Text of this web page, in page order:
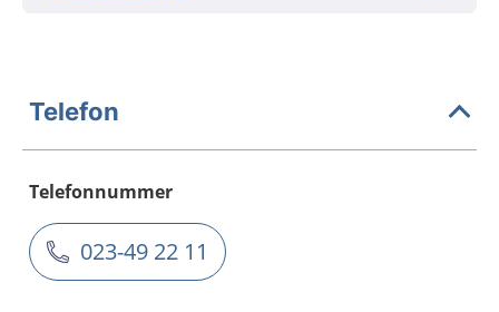
Telefon
Telefonnummer
023-49 22 11